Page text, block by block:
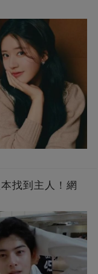
找到主人！網